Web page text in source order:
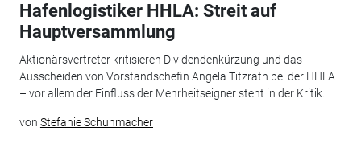
Hafenlogistiker HHLA: Streit auf
Hauptversammlung
Aktionärsvertreter kritisieren Dividendenkürzung und das
Ausscheiden von Vorstandschefin Angela Titzrath bei der HHLA
– vor allem der Einfluss der Mehrheitseigner steht in der Kritik.
von Stefanie Schuhmacher